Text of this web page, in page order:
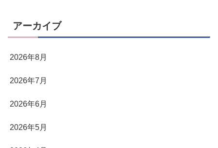
アーカイブ
2026年8月
2026年7月
2026年6月
2026年5月